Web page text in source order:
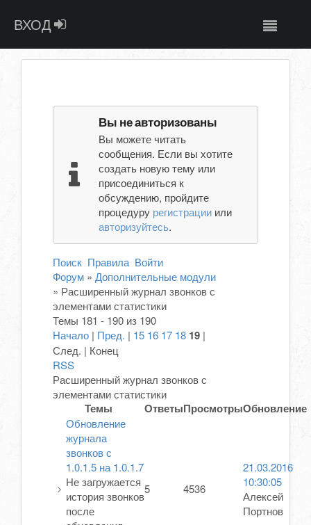
ВХОД
Вы не авторизованы
Вы можете читать
сообщения. Если вы хотите
создать новую тему или
присоединиться к
обсуждению, пройдите
процедуру регистрацииили
авторизуйтесь.
Поиск Правила Войти
Форум » Дополнительные модули
» Расширенный журнал звонков с
элементами статистики
Темы 181 - 190 из 190
Начало | Пред. | 15 16 17 18 19 |
След. | Конец
RSS
Расширенный журнал звонков с
элементами статистики
Темы ОтветыПросмотрыОбновление
Обновление
журнала
звонков с
1.0.1.5 на 1.0.1.7
Не загружается
история звонков
после
5 4536
21.03.2016
10:30:05
Алексей
Портнов